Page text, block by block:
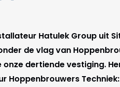
Hatulek Group uit
de vlag van
onze dertiende vestiging.
Hoppenbrouwers